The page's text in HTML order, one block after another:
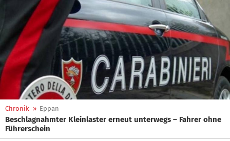
Chronik » Eppan
Beschlagnahmter Kleinlaster erneut unterwegs – Fahrer ohne
Führerschein